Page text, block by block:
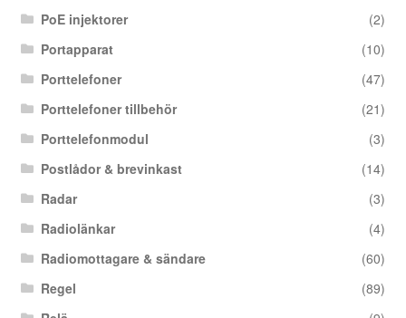
PoE injektorer
(2)
Portapparat
(10)
Porttelefoner
(47)
Porttelefoner tillbehör
(21)
Porttelefonmodul
(3)
Postlådor & brevinkast
(14)
Radar
(3)
Radiolänkar
(4)
Radiomottagare & sändare
(60)
Regel
(89)